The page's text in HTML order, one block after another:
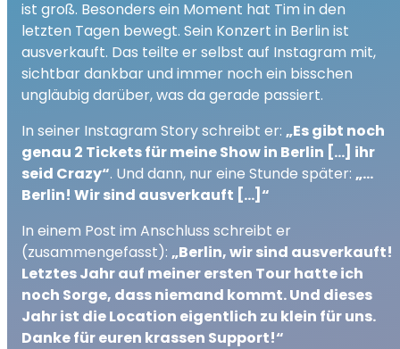
ist groß. Besonders ein Moment hat Tim in den
letzten Tagen bewegt. Sein Konzert in Berlin ist
ausverkauft. Das teilte er selbst auf Instagram mit,
sichtbar dankbar und immer noch ein bisschen
ungläubig darüber, was da gerade passiert.
In seiner Instagram Story schreibt er: „Es gibt noch
genau 2 Tickets für meine Show in Berlin […] ihr
seid Crazy“. Und dann, nur eine Stunde später: „…
Berlin! Wir sind ausverkauft […]“
In einem Post im Anschluss schreibt er
(zusammengefasst): „Berlin, wir sind ausverkauft!
Letztes Jahr auf meiner ersten Tour hatte ich
noch Sorge, dass niemand kommt. Und dieses
Jahr ist die Location eigentlich zu klein für uns.
Danke für euren krassen Support!“